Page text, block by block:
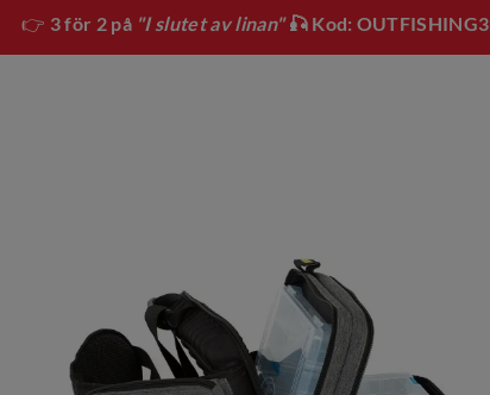
👉 3 för 2 på "I slutet av linan"🎣 Kod: